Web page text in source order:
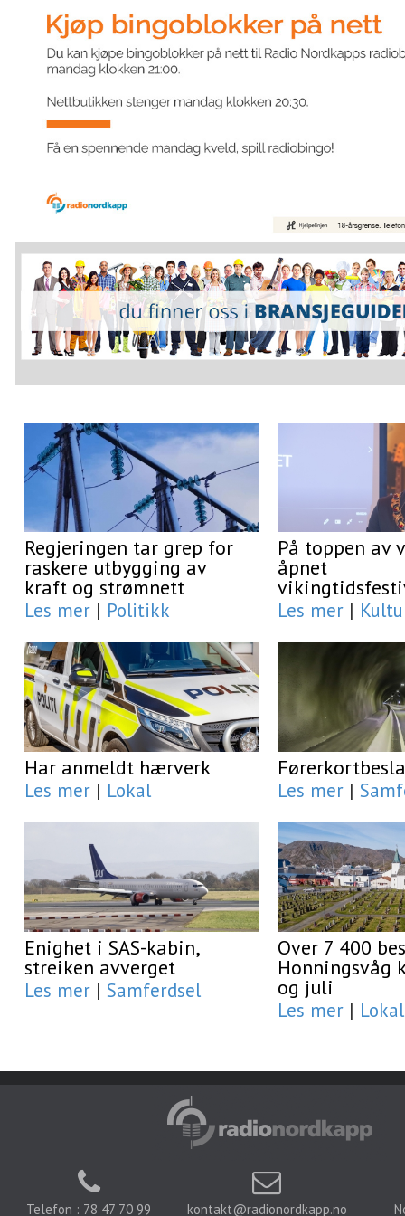
Regjeringen tar grep for
raskere utbygging av
kraft og strømnett
Les mer | Politikk
På toppen av
åpnet
Les mer |
Har anmeldt hærverk
Les mer | Lokal Les mer |
Enighet i SAS-kabin,
streiken avverget
Les mer | Samferdsel
Over 7 400
Honningsvåg
og juli
Les mer | Lokal
Telefon : 78 47 70 99 kontakt@radionordkapp.no